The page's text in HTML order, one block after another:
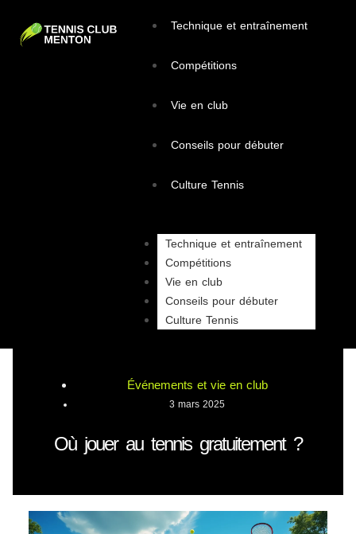
Technique et entraînement
Compétitions
Vie en club
Conseils pour débuter
Culture Tennis
Technique et entraînement
Compétitions
Vie en club
Conseils pour débuter
Culture Tennis
Événements et vie en club
3 mars 2025
Où jouer au tennis gratuitement ?